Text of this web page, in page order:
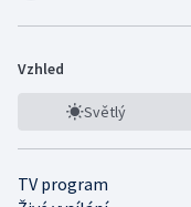
Vzhled
Světlý
TV program